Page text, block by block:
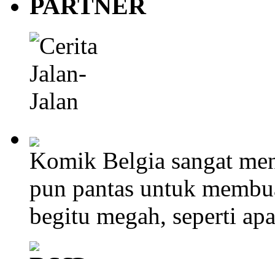
PARTNER
Komik Belgia sangat
pun pantas untuk
begitu megah, seperti